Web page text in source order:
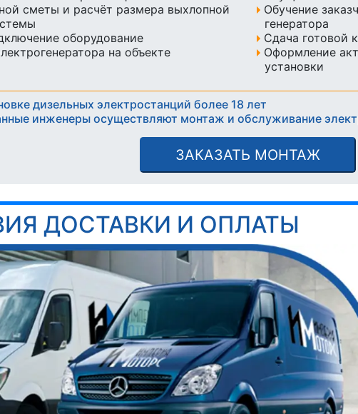
сметы и расчёт размера выхлопной
оборудование
на объекте
Обучение
генератора
Сдача готовой
Оформление
установки
дизельных электростанций более 18 лет
инженеры осуществляют монтаж и обслуживание
ЗАКАЗАТЬ МОНТАЖ
ДОСТАВКИ И ОПЛАТЫ